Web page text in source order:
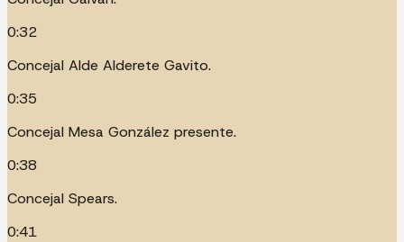
0:32
Concejal Alde Alderete Gavito.
0:35
Concejal Mesa González presente.
0:38
Concejal Spears.
0:41